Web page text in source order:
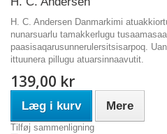
H. C. Andersen Danmarkimi
nunarsuarlu tamakkerlugu
paasisaqarusunnerulersitsisarpoq.
ittuunera pillugu atuarsinnaavutit.
139,00 kr
Læg i kurv Mere
Tilføj sammenligning